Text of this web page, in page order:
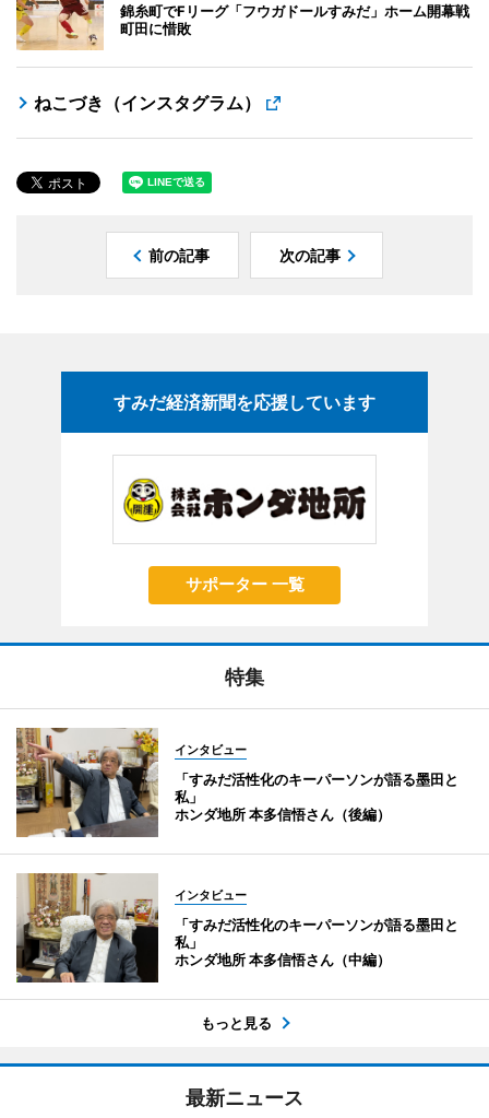
錦糸町でFリーグ「フウガドールすみだ」ホーム開幕戦
町田に惜敗
ねこづき（インスタグラム）
前の記事 次の記事
すみだ経済新聞を応援しています
サポーター 一覧
特集
インタビュー
「すみだ活性化のキーパーソンが語る墨田と
私」
ホンダ地所 本多信悟さん（後編）
インタビュー
「すみだ活性化のキーパーソンが語る墨田と
私」
ホンダ地所 本多信悟さん（中編）
もっと見る
最新ニュース